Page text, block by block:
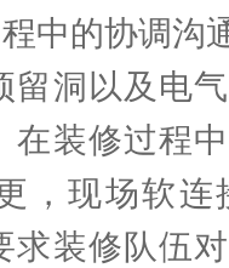
的协调沟
留洞以及电
在装修过程
，现场软连
求装修队伍